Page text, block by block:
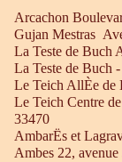
Arcachon
Gujan Mestras
La Teste de Buch
La Teste de Buch
Le Teich AllÈe de
Le Teich Centre
33470
AmbarËs et
Ambes 22,